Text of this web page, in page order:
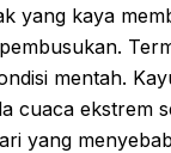
yang kaya
mentah.
cuaca ekstrem
yang